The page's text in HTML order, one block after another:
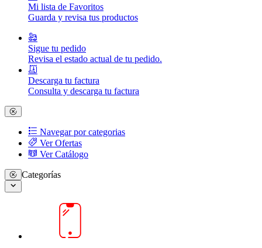
Mi lista de Favoritos
Guarda y revisa tus productos
Sigue tu pedido
Revisa el estado actual de tu pedido.
Descarga tu factura
Consulta y descarga tu factura
Navegar por categorias
Ver Ofertas
Ver Catálogo
Categorías